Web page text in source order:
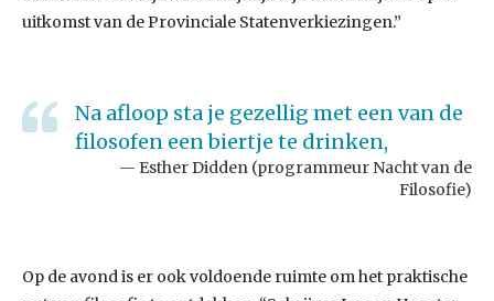
uitkomst van de Provinciale Statenverkiezingen.”
Na afloop sta je gezellig met een van de
filosofen een biertje te drinken,
Esther Didden (programmeur Nacht van de
Filosofie)
Op de avond is er ook voldoende ruimte om het praktische